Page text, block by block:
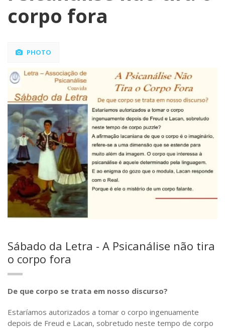
corpo fora
PHOTO
Sábado da Letra - A Psicanálise não tira
o corpo fora
De que corpo se trata em nosso discurso?
Estaríamos autorizados a tomar o corpo ingenuamente
depois de Freud e Lacan, sobretudo neste tempo de corpo